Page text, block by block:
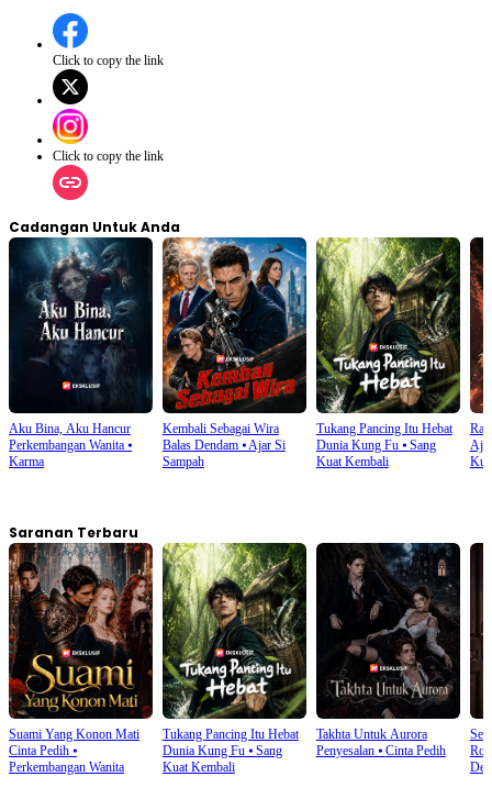
Khairul sedar tiada guna bertahan, dia jual saham dan pulang terima perkahwinan yang
diatur. Nadia dan Aisyah fikir Khairul cuma emosi, tapi akhirnya mereka cuma dapat surat
pernikahan.Click to copy the link
Click to copy the link
Cadangan Untuk Anda
Aku Bina, Aku Hancur
Perkembangan Wanita ⦁
Karma
Kembali Sebagai Wira
Balas Dendam⦁Ajar Si
Sampah
Tukang Pancing Itu Hebat
Dunia Kung Fu⦁ Sang
Kuat Kembali
Saranan Terbaru
Suami Yang Konon Mati
Cinta Pedih ⦁
Perkembangan Wanita
Tukang Pancing Itu Hebat
Dunia Kung Fu⦁ Sang
Kuat Kembali
Takhta Untuk Aurora
Penyesalan⦁ Cinta Pedih